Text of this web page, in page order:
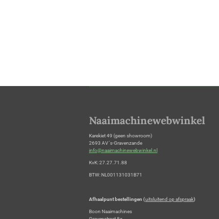
Naaimachinewebwinkel
Karekiet 49 (geen showroom)
2693 AV 's-Gravenzande
info@naaimachinewebwinkel.nl
KvK: 27.27.71.88
BTW: NL001131031B71
Afhaalpunt bestellingen (uitsluitend op afspraak)
Boon Naaimachines